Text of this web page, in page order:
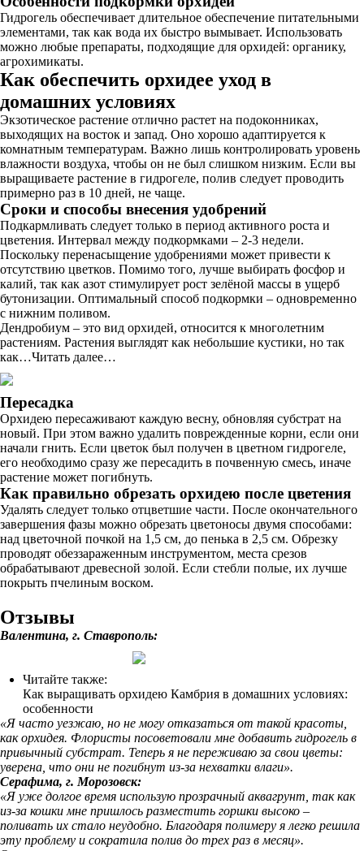
Гидрогель обеспечивает длительное обеспечение питательными
элементами, так как вода их быстро вымывает. Использовать
можно любые препараты, подходящие для орхидей: органику,
агрохимикаты.
Как обеспечить орхидее уход в
домашних условиях
Экзотическое растение отлично растет на подоконниках,
выходящих на восток и запад. Оно хорошо адаптируется к
комнатным температурам. Важно лишь контролировать уровень
влажности воздуха, чтобы он не был слишком низким. Если вы
выращиваете растение в гидрогеле, полив следует проводить
примерно раз в 10 дней, не чаще.
Сроки и способы внесения удобрений
Подкармливать следует только в период активного роста и
цветения. Интервал между подкормками – 2-3 недели.
Поскольку перенасыщение удобрениями может привести к
отсутствию цветков. Помимо того, лучше выбирать фосфор и
калий, так как азот стимулирует рост зелёной массы в ущерб
бутонизации. Оптимальный способ подкормки – одновременно
с нижним поливом.
Дендробиум – это вид орхидей, относится к многолетним
растениям. Растения выглядят как небольшие кустики, но так
как…Читать далее…
Пересадка
Орхидею пересаживают каждую весну, обновляя субстрат на
новый. При этом важно удалить поврежденные корни, если они
начали гнить. Если цветок был получен в цветном гидрогеле,
его необходимо сразу же пересадить в почвенную смесь, иначе
растение может погибнуть.
Как правильно обрезать орхидею после цветения
Удалять следует только отцветшие части. После окончательного
завершения фазы можно обрезать цветоносы двумя способами:
над цветочной почкой на 1,5 см, до пенька в 2,5 см. Обрезку
проводят обеззараженным инструментом, места срезов
обрабатывают древесной золой. Если стебли полые, их лучше
покрыть пчелиным воском.
Отзывы
Валентина, г. Ставрополь:
Читайте также:
Как выращивать орхидею Камбрия в домашних условиях:
особенности
«Я часто уезжаю, но не могу отказаться от такой красоты,
как орхидея. Флористы посоветовали мне добавить гидрогель в
привычный субстрат. Теперь я не переживаю за свои цветы:
уверена, что они не погибнут из-за нехватки влаги».
Серафима, г. Морозовск:
«Я уже долгое время использую прозрачный аквагрунт, так как
из-за кошки мне пришлось разместить горшки высоко –
поливать их стало неудобно. Благодаря полимеру я легко решила
эту проблему и сократила полив до трех раз в месяц».